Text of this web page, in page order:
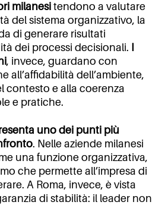
milanesi tendono a valutare
del sistema organizzativo, la
di generare risultati
dei processi decisionali.
, invece, guardano con
all’affidabilità dell’ambiente,
contesto e alla coerenza
e pratiche.
uno dei punti più
. Nelle aziende milanesi
una funzione organizzativa,
che permette all’impresa di
A Roma, invece, è vista
di stabilità: il leader non